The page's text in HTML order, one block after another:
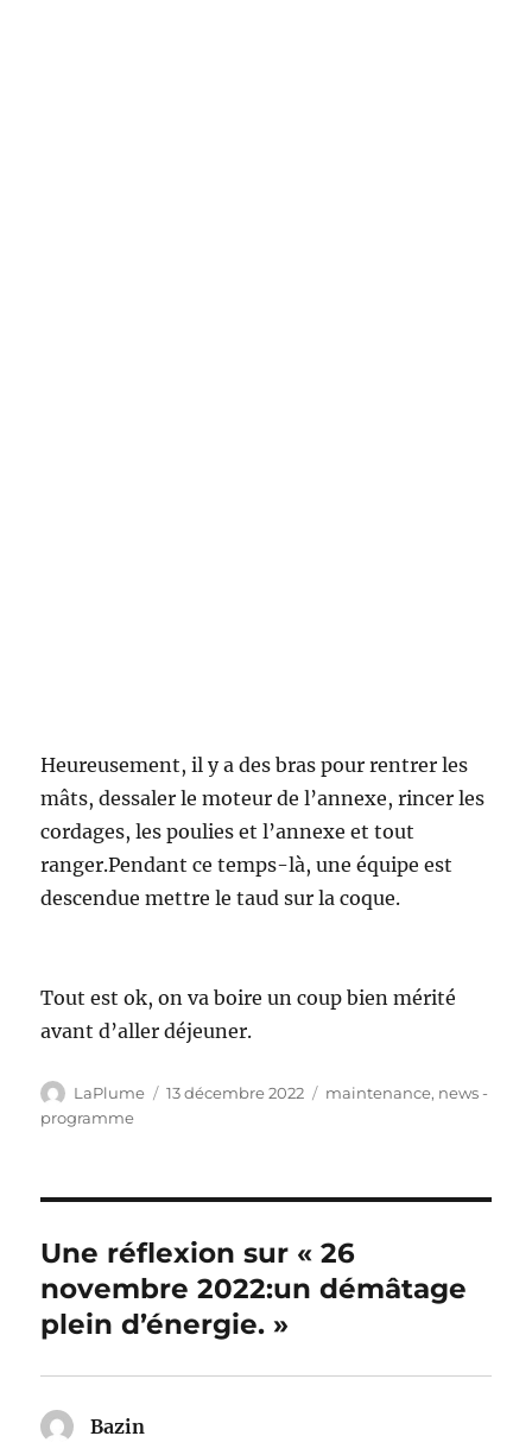
Heureusement, il y a des bras pour rentrer les
mâts, dessaler le moteur de l’annexe, rincer les
cordages, les poulies et l’annexe et tout
ranger.Pendant ce temps-là, une équipe est
descendue mettre le taud sur la coque.
Tout est ok, on va boire un coup bien mérité
avant d’aller déjeuner.
Auteur
LaPlume
Publié
13 décembre 2022 Catégories
maintenance, news -
programme
Une réflexion sur « 26
novembre 2022:un démâtage
plein d’énergie. »
Bazin